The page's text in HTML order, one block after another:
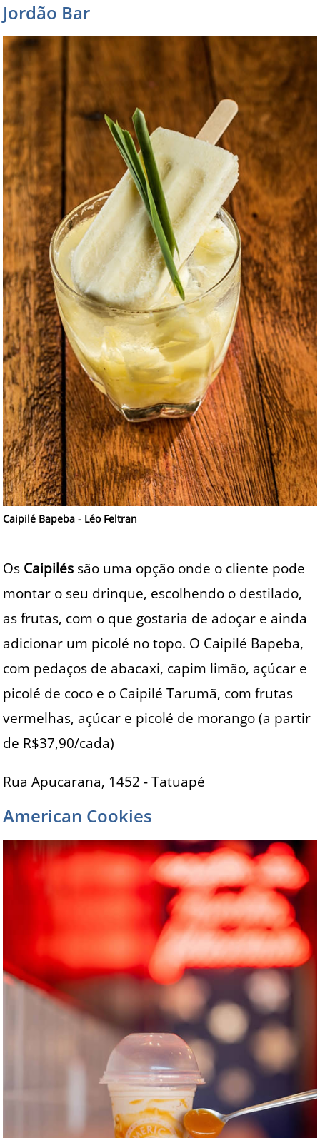
Jordão Bar
Caipilé Bapeba - Léo Feltran
Os Caipilés são uma opção onde o cliente pode
montar o seu drinque, escolhendo o destilado,
as frutas, com o que gostaria de adoçar e ainda
adicionar um picolé no topo. O Caipilé Bapeba,
com pedaços de abacaxi, capim limão, açúcar e
picolé de coco e o Caipilé Tarumã, com frutas
vermelhas, açúcar e picolé de morango (a partir
de R$37,90/cada)
Rua Apucarana, 1452 - Tatuapé
American Cookies